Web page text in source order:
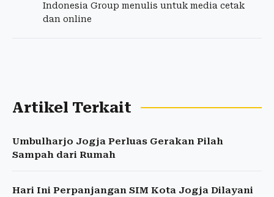
Indonesia Group menulis untuk media cetak
dan online
Artikel Terkait
Umbulharjo Jogja Perluas Gerakan Pilah
Sampah dari Rumah
Hari Ini Perpanjangan SIM Kota Jogja Dilayani